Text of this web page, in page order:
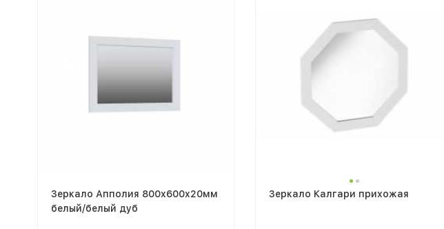
Зеркало Апполия 800x600x20мм
белый/белый дуб
Зеркало Калгари прихожая